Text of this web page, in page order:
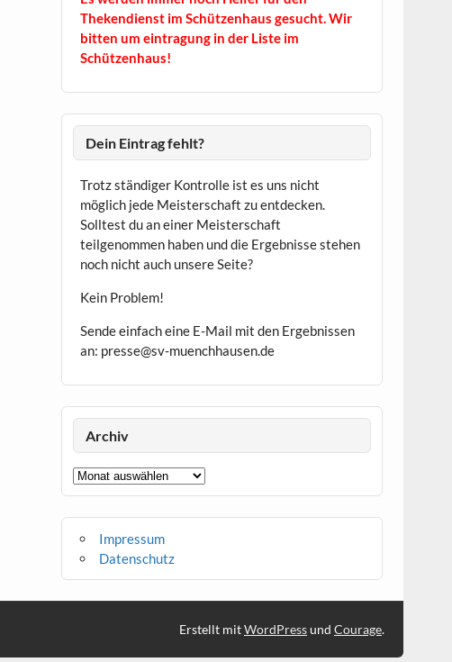
Thekendienst im Schützenhaus gesucht. Wir
bitten um eintragung in der Liste im
Schützenhaus!
Dein Eintrag fehlt?
Trotz ständiger Kontrolle ist es uns nicht
möglich jede Meisterschaft zu entdecken.
Solltest du an einer Meisterschaft
teilgenommen haben und die Ergebnisse stehen
noch nicht auch unsere Seite?
Kein Problem!
Sende einfach eine E-Mail mit den Ergebnissen
an: presse@sv-muenchhausen.de
Archiv
Archiv
Impressum
Datenschutz
Erstellt mitWordPressund Courage.